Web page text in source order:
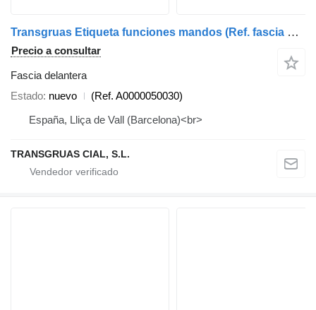
Transgruas Etiqueta funciones mandos (Ref. fascia delantera para grúa autocargante
Precio a consultar
Fascia delantera
Estado nuevo
(Ref. A0000050030)
España, Lliça de Vall (Barcelona)<br>
TRANSGRUAS CIAL, S.L.